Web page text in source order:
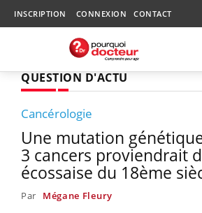
INSCRIPTION CONNEXION CONTACT
QUESTION D'ACTU
Cancérologie
Une mutation
3 cancers proviendrait
écossaise du 18ème
Par Mégane Fleury